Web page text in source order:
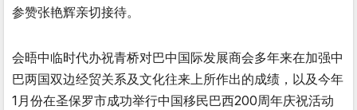
参赞张艳辉亲切接待。
会晤中临时代办祝青桥对巴中国际发展商会多年来在加强中
巴两国双边经贸关系及文化往来上所作出的成绩，以及今年
1月份在圣保罗市成功举行中国移民巴西200周年庆祝活动